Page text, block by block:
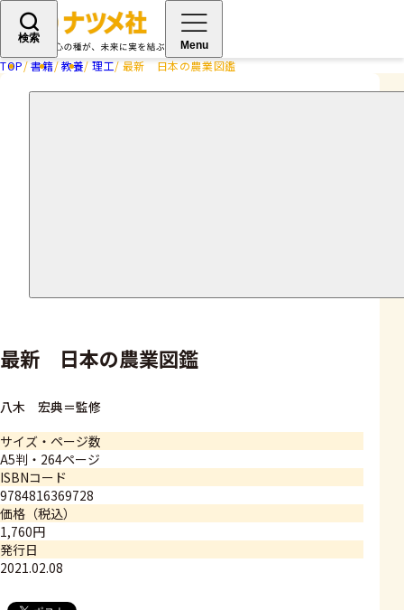
検索
Menu
TOP 書籍 教養 理工 最新 日本の農業図鑑
最新 日本の農業図鑑
八木 宏典＝監修
サイズ・ページ数
A5判・264ページ
ISBNコード
9784816369728
価格（税込）
1,760円
発行日
2021.02.08